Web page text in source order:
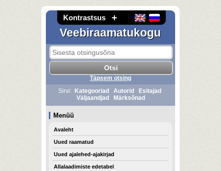
Kontrastsus
Veebiraamatukogu
Täpsem otsing
Sirvi:
Kategooriad Autorid
Esitajad
Väljaandjad
Märksõnad
Menüü
Avaleht
Uued raamatud
Uued ajalehed-ajakirjad
Allalaadimiste edetabel